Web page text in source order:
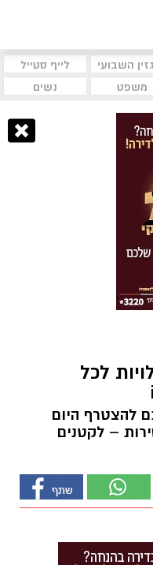
השבועי
לייף סטייל
משפט נשים
לכל
להצטרף היום
– לקטנים